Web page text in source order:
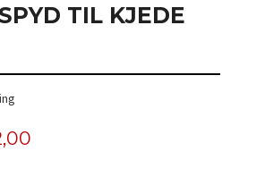
TIL KJEDE